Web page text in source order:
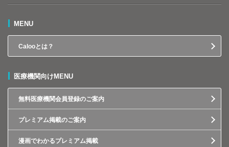
MENU
Calooとは？
医療機関向けMENU
無料医療機関会員登録のご案内
プレミアム掲載のご案内
漫画でわかるプレミアム掲載